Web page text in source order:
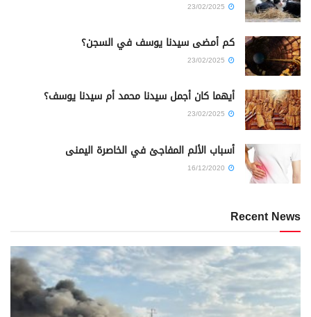
كم أمضى سيدنا يوسف في السجن؟
أيهما كان أجمل سيدنا محمد أم سيدنا يوسف؟
أسباب الألم المفاجئ في الخاصرة اليمنى
Recent News